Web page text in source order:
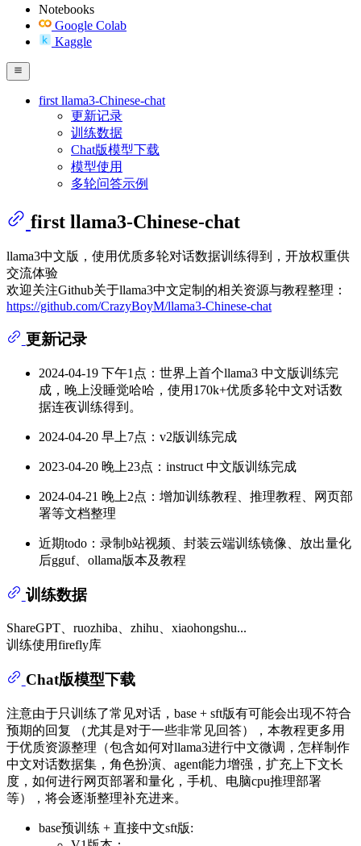
Notebooks
Google Colab
Kaggle
first llama3-Chinese-chat
更新记录
训练数据
Chat版模型下载
模型使用
多轮问答示例
first llama3-Chinese-chat
llama3中文版，使用优质多轮对话数据训练得到，开放权重供
交流体验
欢迎关注Github关于llama3中文定制的相关资源与教程整理：
https://github.com/CrazyBoyM/llama3-Chinese-chat
更新记录
2024-04-19 下午1点：世界上首个llama3 中文版训练完
成，晚上没睡觉哈哈，使用170k+优质多轮中文对话数
据连夜训练得到。
2024-04-20 早上7点：v2版训练完成
2023-04-20 晚上23点：instruct 中文版训练完成
2024-04-21 晚上2点：增加训练教程、推理教程、网页部
署等文档整理
近期todo：录制b站视频、封装云端训练镜像、放出量化
后gguf、ollama版本及教程
训练数据
ShareGPT、ruozhiba、zhihu、xiaohongshu...
训练使用firefly库
Chat版模型下载
注意由于只训练了常见对话，base + sft版有可能会出现不符合
预期的回复 （尤其是对于一些非常见回答），本教程更多用
于优质资源整理（包含如何对llama3进行中文微调，怎样制作
中文对话数据集，角色扮演、agent能力增强，扩充上下文长
度，如何进行网页部署和量化，手机、电脑cpu推理部署
等），将会逐渐整理补充进来。
base预训练 + 直接中文sft版: